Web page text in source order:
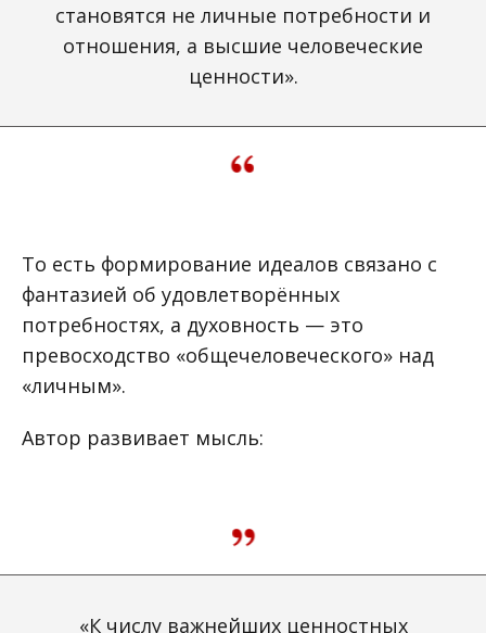
становятся не личные потребности и
отношения, а высшие человеческие
ценности».
То есть формирование идеалов связано с
фантазией об удовлетворённых
потребностях, а духовность — это
превосходство «общечеловеческого» над
«личным».
Автор развивает мысль:
«К числу важнейших ценностных